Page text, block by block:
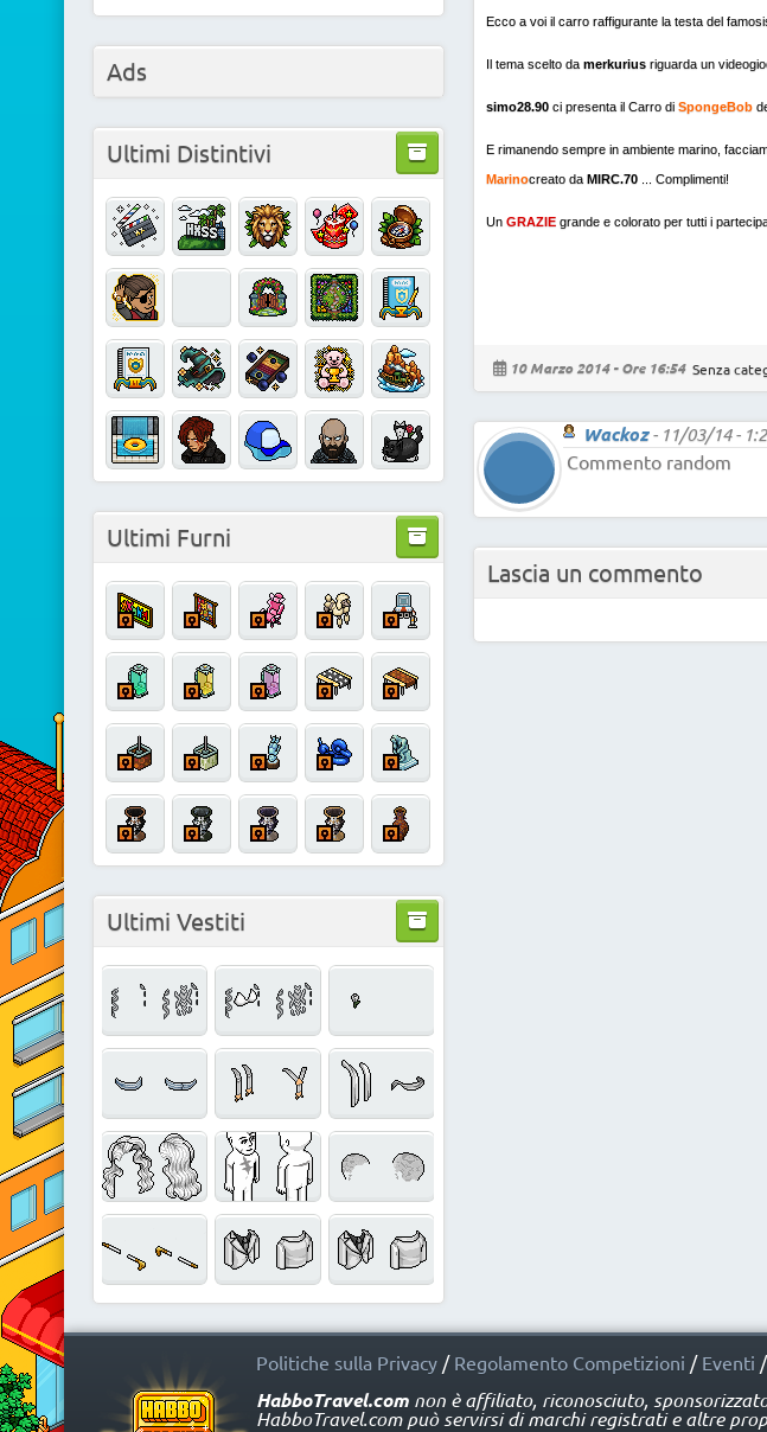
Ecco a voi il carro raffigurante la testa del
Il tema scelto da merkuriusriguarda un
simo28.90ci presenta il Carro di SpongeBob
E rimanendo sempre in ambiente marino,
Marinocreato da MIRC.70 ... Complimenti!
Un GRAZIEgrande e colorato per tutti i
10 Marzo 2014 - Ore 16:54 Senza
Wackoz- 11/03/14 -
Commento random
Lascia un commento
Ads
Ultimi Distintivi
Ultimi Furni
Ultimi Vestiti
Politiche sulla Privacy/ Regolamento Competizioni / Eventi /
HabboTravel.comnon è affiliato, riconosciuto,
HabboTravel.com può servirsi di marchi registrati e altre